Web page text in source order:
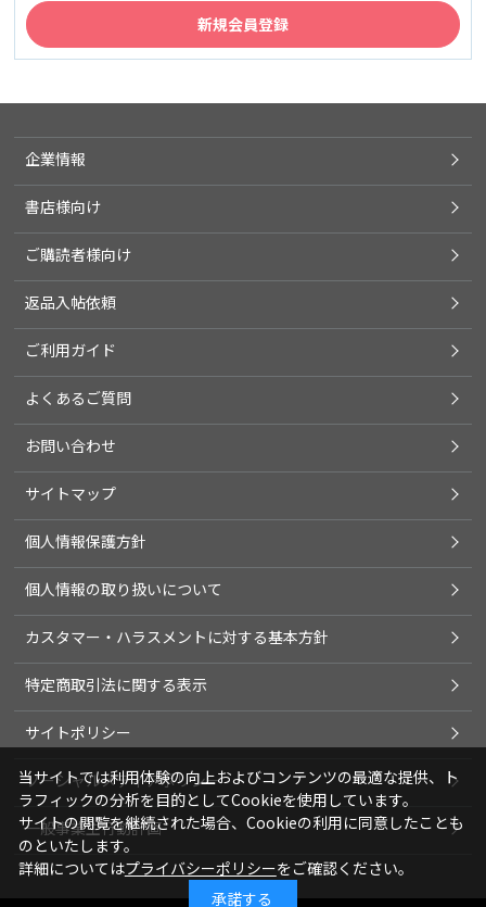
企業情報
書店様向け
ご購読者様向け
返品入帖依頼
ご利用ガイド
よくあるご質問
お問い合わせ
サイトマップ
個人情報保護方針
個人情報の取り扱いについて
カスタマー・ハラスメントに対する基本方針
特定商取引法に関する表示
サイトポリシー
ソーシャルメディアポリシー
一般事業主行動計画
当サイトでは利用体験の向上およびコンテンツの最適な提供、ト
ラフィックの分析を目的としてCookieを使用しています。
サイトの閲覧を継続された場合、Cookieの利用に同意したことも
のといたします。
詳細についてはプライバシーポリシーをご確認ください。
承諾する